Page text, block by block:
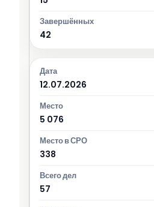
42
12.07.2026
5 076
338
57